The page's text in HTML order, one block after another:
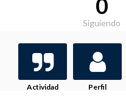
0
Siguiendo
Actividad Perfil